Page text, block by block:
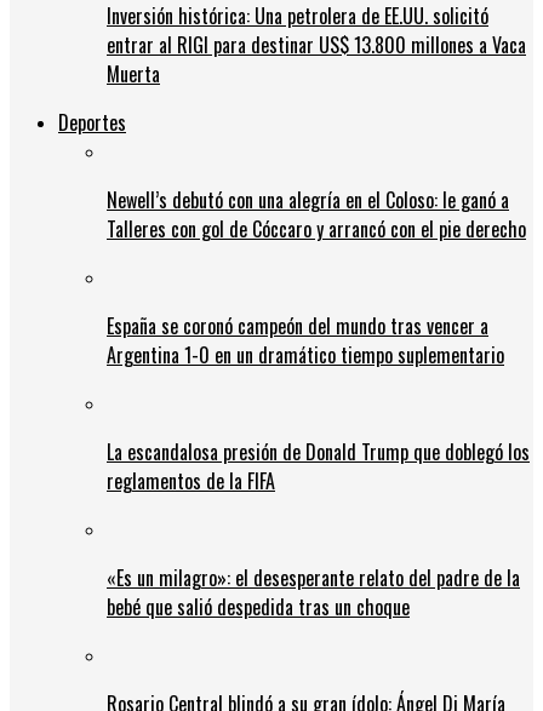
Inversión histórica: Una petrolera de EE.UU. solicitó
entrar al RIGI para destinar US$ 13.800 millones a Vaca
Muerta
Deportes
Newell’s debutó con una alegría en el Coloso: le ganó a
Talleres con gol de Cóccaro y arrancó con el pie derecho
España se coronó campeón del mundo tras vencer a
Argentina 1-0 en un dramático tiempo suplementario
La escandalosa presión de Donald Trump que doblegó los
reglamentos de la FIFA
«Es un milagro»: el desesperante relato del padre de la
bebé que salió despedida tras un choque
Rosario Central blindó a su gran ídolo: Ángel Di María